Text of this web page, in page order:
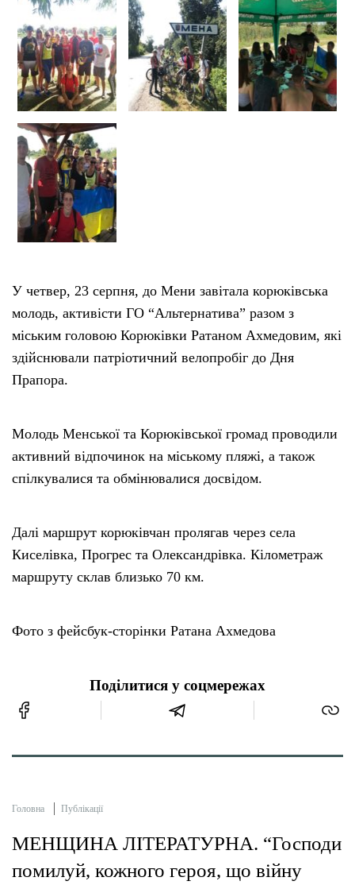
У четвер, 23 серпня, до Мени завітала корюківська
молодь, активісти ГО “Альтернатива” разом з
міським головою Корюківки Ратаном Ахмедовим, які
здійснювали патріотичний велопробіг до Дня
Прапора.
Молодь Менської та Корюківської громад проводили
активний відпочинок на міському пляжі, а також
спілкувалися та обмінювалися досвідом.
Далі маршрут корюківчан пролягав через села
Киселівка, Прогрес та Олександрівка. Кілометраж
маршруту склав близько 70 км.
Фото з фейсбук-сторінки Ратана Ахмедова
Поділитися у соцмережах
Головна Публікації
МЕНЩИНА ЛІТЕРАТУРНА. “Господи
помилуй, кожного героя, що війну